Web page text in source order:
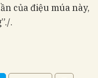
của điệu múa này,
.